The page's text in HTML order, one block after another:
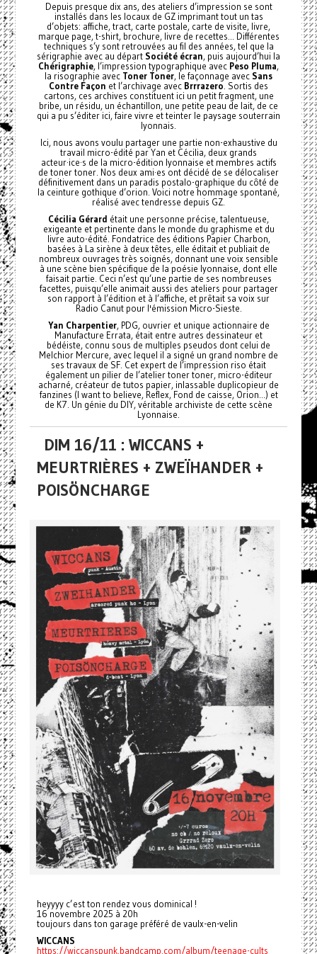
Depuis presque dix ans, des ateliers d’impression se sont
installés dans les locaux de GZ imprimant tout un tas
d’objets: affiche, tract, carte postale, carte de visite, livre,
marque page, t-shirt, brochure, livre de recettes... Différentes
techniques s’y sont retrouvées au fil des années, tel que la
sérigraphie avec au départ Société écran, puis aujourd’hui la
Chérigraphie, l’impression typographique avec Peso Pluma,
la risographie avec Toner Toner, le façonnage avec Sans
Contre Façon et l’archivage avec Brrrazero . Sortis des
cartons, ces archives constituent ici un petit fragment, une
bribe, un résidu, un échantillon, une petite peau de lait, de ce
qui a pu s’éditer ici, faire vivre et teinter le paysage souterrain
lyonnais.
Ici, nous avons voulu partager une partie non-exhaustive du
travail micro-édité par Yan et Cécilia, deux grands
acteur·ice·s de la micro-édition lyonnaise et membres actifs
de toner toner. Nos deux ami·es ont décidé de se délocaliser
définitivement dans un paradis postalo-graphique du côté de
la ceinture gothique d’orion. Voici notre hommage spontané,
réalisé avec tendresse depuis GZ.
Cécilia Gérard était une personne précise, talentueuse,
exigeante et pertinente dans le monde du graphisme et du
livre auto-édité. Fondatrice des éditions Papier Charbon,
basées à La sirène à deux têtes, elle éditait et publiait de
nombreux ouvrages très soignés, donnant une voix sensible
à une scène bien spécifique de la poésie lyonnaise, dont elle
faisait partie. Ceci n’est qu’une partie de ses nombreuses
facettes, puisqu’elle animait aussi des ateliers pour partager
son rapport à l’édition et à l’affiche, et prêtait sa voix sur
Radio Canut pour l'émission Micro-Sieste.
Yan Charpentier, PDG, ouvrier et unique actionnaire de
Manufacture Errata, était entre autres dessinateur et
bédéiste, connu sous de multiples pseudos dont celui de
Melchior Mercure, avec lequel il a signé un grand nombre de
ses travaux de SF. Cet expert de l’impression riso était
également un pilier de l’atelier toner toner, micro-éditeur
acharné, créateur de tutos papier, inlassable duplicopieur de
fanzines (I want to believe, Reflex, Fond de caisse, Orion...) et
de K7. Un génie du DIY, véritable archiviste de cette scène
Lyonnaise.
DIM 16/11 : WICCANS +
MEURTRIÈRES + ZWEÏHANDER +
POISÖNCHARGE
heyyyy c’est ton rendez vous dominical !
16 novembre 2025 à 20h
toujours dans ton garage préféré de vaulx-en-velin
WICCANS
https://wiccanspunk.bandcamp.com/album/teenage-cults